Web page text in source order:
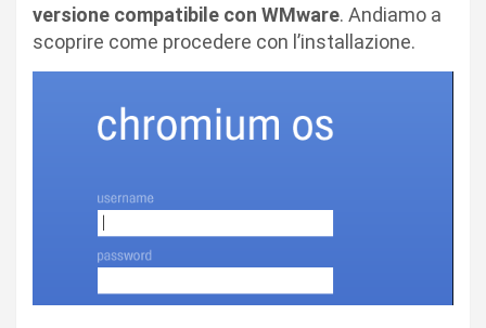
versione compatibile con WMware. Andiamo a
scoprire come procedere con l’installazione.